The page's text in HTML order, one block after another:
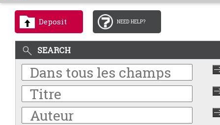
Deposit NEED HELP?
SEARCH